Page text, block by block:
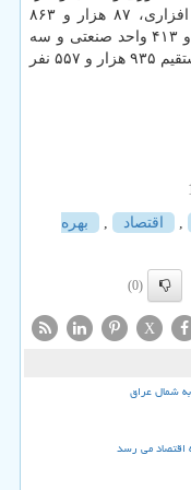
۲ مجتمع فناوری اطلاعات و خدمات نرم افزاری، ۸۷ هزار و ۸۶۳
قرارداد منعقده و بهره برداری از ۴۶ هزار و ۴۱۳ واحد صنعتی و سه
هزار و ۵۵ واحد کارگاهی، زمینه اشتغال مستقیم ۹۳۵ هزار و ۵۵۷ نفر
, اقتصاد ,
بهره
(0)
X
شمال عراق
اقتصاد می رسد